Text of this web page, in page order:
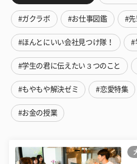
#ガクラボ #お仕事図鑑 #先
#ほんとにいい会社見つけ隊！ #
#学生の君に伝えたい３つのこと
#もやもや解決ゼミ #恋愛特集
#お金の授業